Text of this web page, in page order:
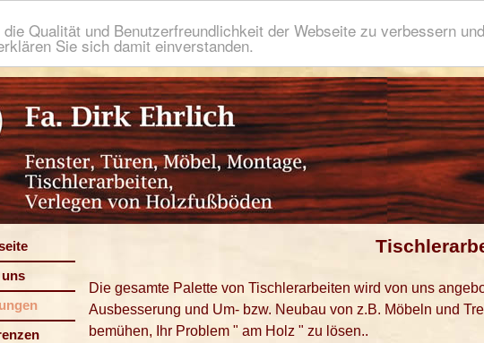
Qualität und Benutzerfreundlichkeit der Webseite zu verbessern
Sie sich damit einverstanden.
uns
Die gesamte Palette von Tischlerarbeiten wird von uns
Ausbesserung und Um- bzw. Neubau von z.B. Möbeln und
bemühen, Ihr Problem " am Holz " zu lösen..